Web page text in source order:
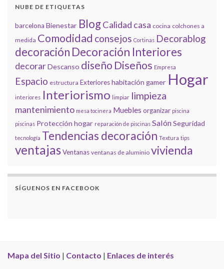
NUBE DE ETIQUETAS
barcelona Bienestar BlogCalidad casa cocina colchones a
medida Comodidad consejos Cortinas Decorablog
decoración Decoración Interiores
decorarDescanso diseño Diseños Empresa
Espacio estructura Exterioreshabitación gamer Hogar
interiores Interiorismo limpiar limpieza
mantenimiento mesa tocinera Muebles organizar piscina
piscinas Protección hogar reparación de piscinas SalónSeguridad
tecnología Tendencias decoración Textura tips
ventajasVentanas ventanas de aluminio vivienda
SÍGUENOS EN FACEBOOK
Mapa del Sitio | Contacto | Enlaces de interés